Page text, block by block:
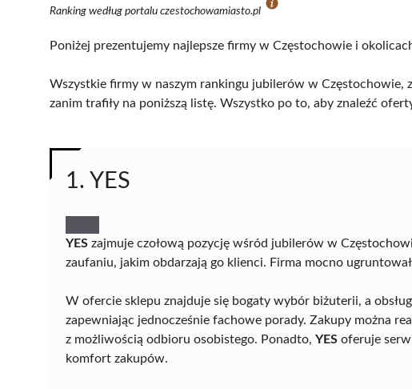
Ranking według portalu czestochowamiasto.pl
Poniżej prezentujemy najlepsze firmy w Częstochowie i
Wszystkie firmy w naszym rankingu jubilerów w Częstochowie,
zanim trafiły na poniższą listę. Wszystko po to, aby znaleźć
1. YES
YES zajmuje czołową pozycję wśród jubilerów w
zaufaniu, jakim obdarzają go klienci. Firma mocno
W ofercie sklepu znajduje się bogaty wybór biżuterii, a
zapewniając jednocześnie fachowe porady. Zakupy można
z możliwością odbioru osobistego. Ponadto, YES oferuje
komfort zakupów.